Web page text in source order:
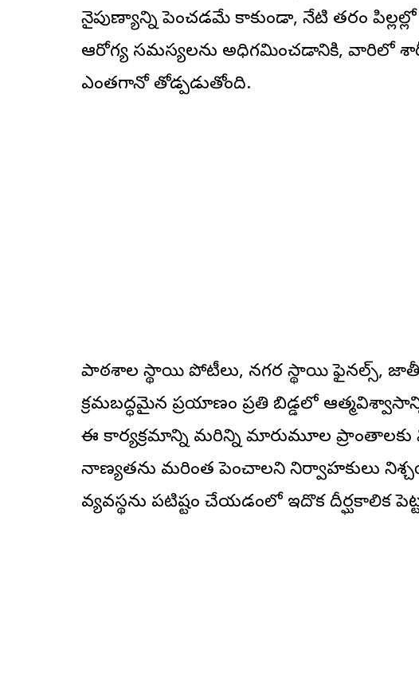
నైపుణ్యాన్ని పెంచడమే కాకుండా, నేటి తరం
ఆరోగ్య సమస్యలను అధిగమించడానికి, వారిలో
ఎంతగానో తోడ్పడుతోంది.
పాఠశాల స్థాయి పోటీలు, నగర స్థాయి ఫైనల్స్,
క్రమబద్ధమైన ప్రయాణం ప్రతి బిడ్డలో
ఈ కార్యక్రమాన్ని మరిన్ని మారుమూల ప్రాంతాలకు
నాణ్యతను మరింత పెంచాలని నిర్వాహకులు
వ్యవస్థను పటిష్టం చేయడంలో ఇదొక దీర్ఘకాలిక